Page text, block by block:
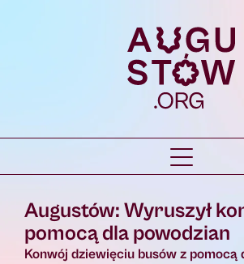
Augustów: Wyruszył
pomocą dla powodzian
Konwój dziewięciu busów z pomocą